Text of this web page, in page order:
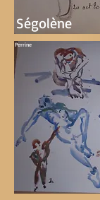
Perrine
Ségolène